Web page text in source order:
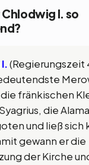
I. so
(Regierungszeit
fränkischen
die
und ließ sich
gewann er die
der Kirche